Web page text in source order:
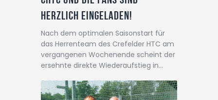
herzlich eingeladen!
Nach dem optimalen Saisonstart für
das Herrenteam des Crefelder HTC am
vergangenen Wochenende scheint der
ersehnte direkte Wiederaufstieg in…